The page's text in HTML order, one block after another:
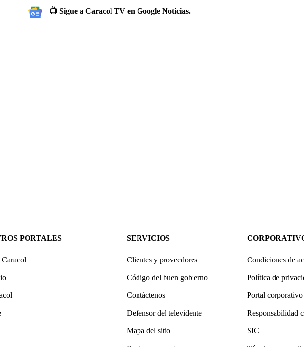
📺 Sigue a Caracol TV en Google Noticias.
PORTALES SERVICIOS
Clientes y proveedores
Código del buen gobierno
Contáctenos
Defensor del televidente
Mapa del sitio
Condiciones de
Política de
Portal corporativo
Responsabilidad
SIC